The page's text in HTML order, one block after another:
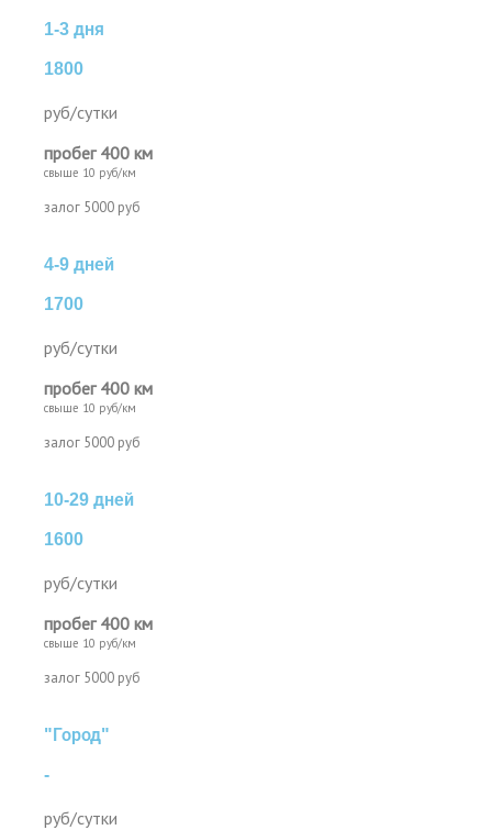
1-3 дня
1800
руб/сутки
пробег 400 км
свыше 10 руб/км
залог 5000 руб
4-9 дней
1700
руб/сутки
пробег 400 км
свыше 10 руб/км
залог 5000 руб
10-29 дней
1600
руб/сутки
пробег 400 км
свыше 10 руб/км
залог 5000 руб
"Город"
-
руб/сутки